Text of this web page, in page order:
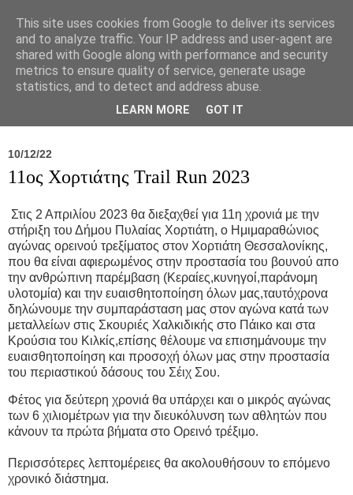
Σύλλογος Ιπποκράτειος
10/12/22
11ος Χορτιάτης Trail Run 2023
Στις 2 Απριλίου 2023 θα διεξαχθεί για 11η χρονιά με την
στήριξη του Δήμου Πυλαίας Χορτιάτη, ο Ημιμαραθώνιος
αγώνας ορεινού τρεξίματος στον Χορτιάτη Θεσσαλονίκης,
που θα είναι αφιερωμένος στην προστασία του βουνού απο
την ανθρώπινη παρέμβαση (Κεραίες,κυνηγοί,παράνομη
υλοτομία) και την ευαισθητοποίηση όλων μας,ταυτόχρονα
δηλώνουμε την συμπαράσταση μας στον αγώνα κατά των
μεταλλείων στις Σκουριές Χαλκιδικής στο Πάικο και στα
Κρούσια του Κιλκίς,επίσης θέλουμε να επισημάνουμε την
ευαισθητοποίηση και προσοχή όλων μας στην προστασία
του περιαστικού δάσους του Σέιχ Σου.
Φέτος για δεύτερη χρονιά θα υπάρχει και ο μικρός αγώνας
των 6 χιλιομέτρων για την διευκόλυνση των αθλητών που
κἀνουν τα πρώτα βήματα στο Ορεινό τρέξιμο.
Περισσότερες λεπτομέρειες θα ακολουθήσουν το επόμενο
χρονικό διάστημα.
This site uses cookies from Google to deliver its services
and to analyze traffic. Your IP address and user-agent are
shared with Google along with performance and security
metrics to ensure quality of service, generate usage
statistics, and to detect and address abuse.
LEARN MORE GOT IT